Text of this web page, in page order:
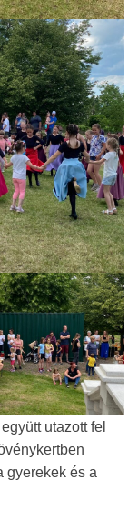
utazott fel
gyerekek és a